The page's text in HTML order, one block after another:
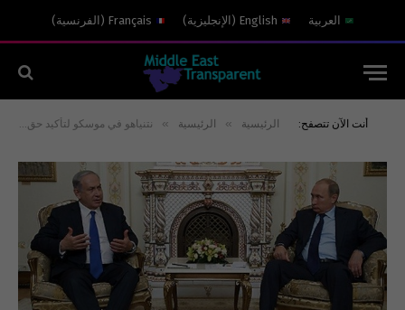
العربية English
( الإنجليزية)
Français
( الفرنسية)
أنت الآن تتصفح: الرئيسية » الرئيسية » نتنياهو في موسكو لتأكيد حق إسرائيل في التحليق بالأجواء السورية